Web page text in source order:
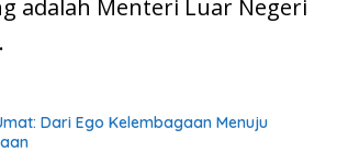
adalah Menteri Luar Negeri
Dari Ego Kelembagaan Menuju